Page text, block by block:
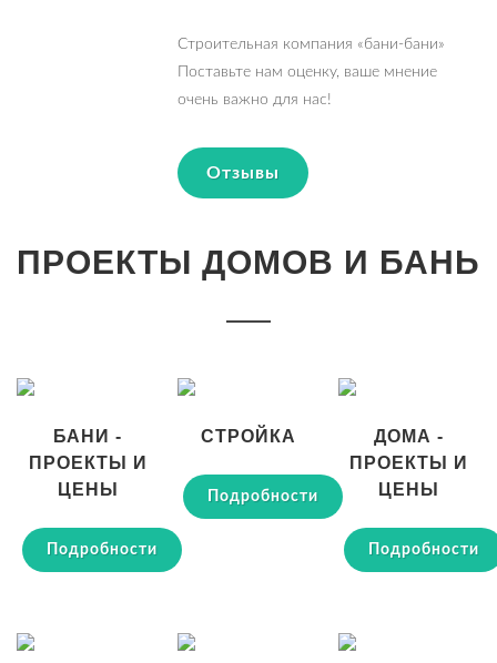
Строительная компания «бани-бани»
Поставьте нам оценку, ваше мнение
очень важно для нас!
Отзывы
ПРОЕКТЫ ДОМОВ И БАНЬ
БАНИ -
ПРОЕКТЫ И
ЦЕНЫ
Подробности
СТРОЙКА
Подробности
ДОМА -
ПРОЕКТЫ И
ЦЕНЫ
Подробности